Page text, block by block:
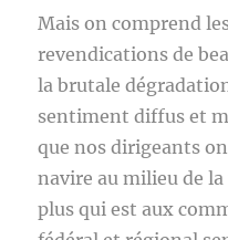
Mais on comprend
revendications de
la brutale
sentiment diffus et
que nos dirigeants
navire au milieu de
plus qui est aux